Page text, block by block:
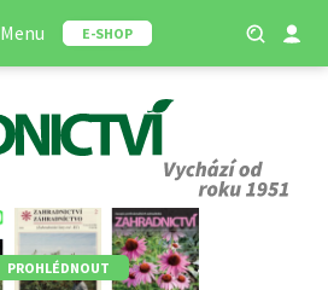
Menu E-SHOP
PROHLÉDNOUT